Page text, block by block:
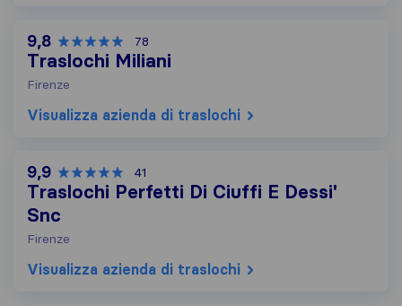
9,8 78
Traslochi Miliani
Firenze
Visualizza azienda di traslochi
9,9 41
Traslochi Perfetti Di Ciuffi E Dessi'
Snc
Firenze
Visualizza azienda di traslochi